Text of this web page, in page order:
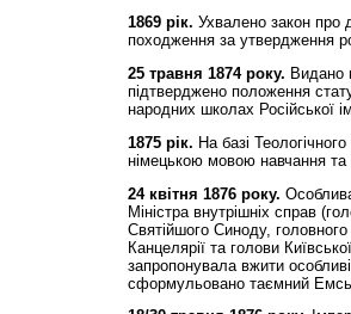
1869 рік. Ухвалено закон про
походження за утвердження
25 травня 1874 року. Видано
підтверджено положення
народних школах Російської
1875 рік. На базі
німецькою мовою навчання та
24 квітня 1876 року.
Міністра внутрішніх справ
Святійшого Синоду, головного
Канцелярії та голови
запропонувала вжити
сформульовано таємний